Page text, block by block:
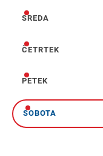
sreda
SREDA
četrtek
ČETRTEK
petek
PETEK
sobota
SOBOTA